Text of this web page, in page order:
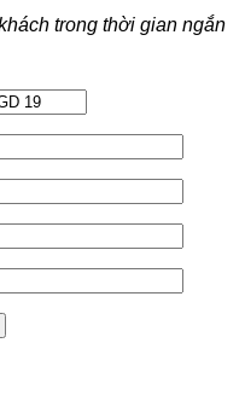
trong thời gian ngắn